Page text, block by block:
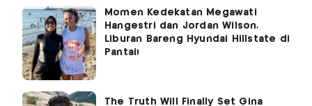
Momen Kedekatan Megawati
Hangestri dan Jordan Wilson,
Liburan Bareng Hyundai Hillstate di
Pantai!